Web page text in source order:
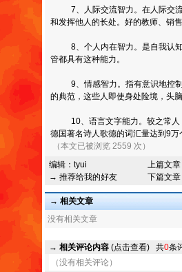
7、人际交流智力。在人际交流
和发挥他人的长处。好的教师、销
8、个人内在智力。是自我认知
管都具有这种能力。
9、情感智力。指有意识地控制
的典范，这些人即使身处险境，头脑
10、语言文字能力。较之常人，
德国著名诗人歌德的词汇量达到9
（本文已被浏览 2559 次）
编辑： tyui
→ 推荐给我的好友
上篇文章
下篇文章
→ 相关文章
没有相关文章
→ 相关评论内容 (点击查看) 共0条
（没有相关评论）